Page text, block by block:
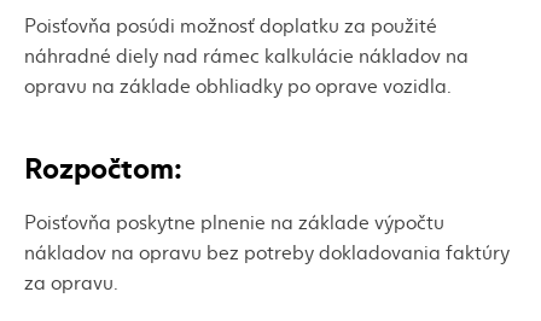
Poisťovňa posúdi možnosť doplatku za použité
náhradné diely nad rámec kalkulácie nákladov na
opravu na základe obhliadky po oprave vozidla.
Rozpočtom:
Poisťovňa poskytne plnenie na základe výpočtu
nákladov na opravu bez potreby dokladovania faktúry
za opravu.